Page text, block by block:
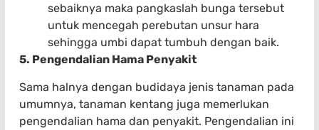
sebaiknya maka pangkaslah bunga tersebut
untuk mencegah perebutan unsur hara
sehingga umbi dapat tumbuh dengan baik.
5. Pengendalian Hama Penyakit
Sama halnya dengan budidaya jenis tanaman pada
umumnya, tanaman kentang juga memerlukan
pengendalian hama dan penyakit. Pengendalian ini